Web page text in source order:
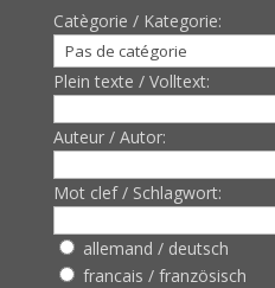
Catègorie / Kategorie:
Plein texte / Volltext:
Auteur / Autor:
Mot clef / Schlagwort:
allemand / deutsch
francais / französisch